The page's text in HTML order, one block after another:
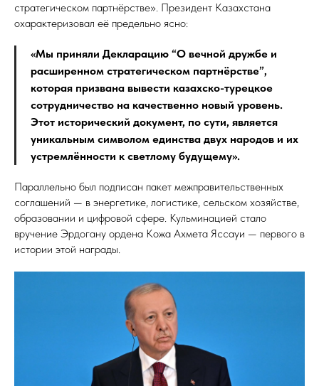
стратегическом партнёрстве». Президент Казахстана
охарактеризовал её предельно ясно:
«Мы приняли Декларацию “О вечной дружбе и
расширенном стратегическом партнёрстве”,
которая призвана вывести казахско-турецкое
сотрудничество на качественно новый уровень.
Этот исторический документ, по сути, является
уникальным символом единства двух народов и их
устремлённости к светлому будущему».
Параллельно был подписан пакет межправительственных
соглашений — в энергетике, логистике, сельском хозяйстве,
образовании и цифровой сфере. Кульминацией стало
вручение Эрдогану ордена Кожа Ахмета Яссауи — первого в
истории этой награды.